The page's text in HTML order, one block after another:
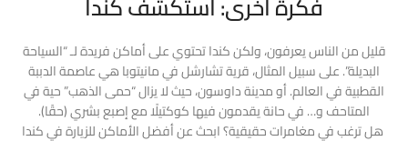
قليل من الناس يعرفون، ولكن كندا تحتوي على أماكن فريدة لـ “السياحة
البديلة”. على سبيل المثال، قرية تشارشل في مانيتوبا هي عاصمة الدببة
القطبية في العالم. أو مدينة داوسون، حيث لا يزال “حمى الذهب” حية في
المتاحف و… في حانة يقدمون فيها كوكتيلًا مع إصبع بشري (حقًا).
هل ترغب في مغامرات حقيقية؟ ابحث عن أفضل الأماكن للزيارة في كندا